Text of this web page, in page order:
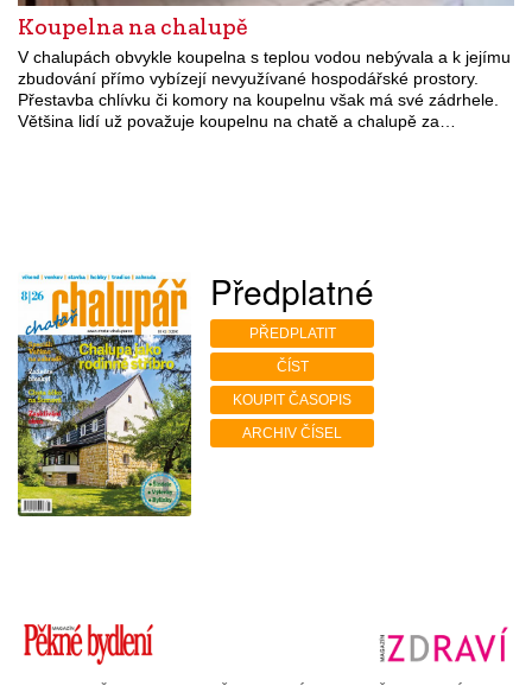
Koupelna na chalupě
V chalupách obvykle koupelna s teplou vodou nebývala a k jejímu
zbudování přímo vybízejí nevyužívané hospodářské prostory.
Přestavba chlívku či komory na koupelnu však má své zádrhele.
Většina lidí už považuje koupelnu na chatě a chalupě za…
Předplatné
PŘEDPLATIT
ČÍST
KOUPIT ČASOPIS
ARCHIV ČÍSEL